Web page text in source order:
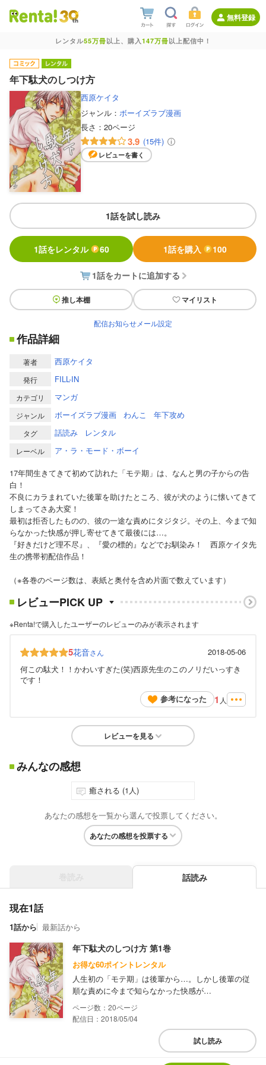
無料登録
レンタル55万冊以上、購入147万冊以上配信中！
年下駄犬のしつけ方
西原ケイタ
ジャンル： ボーイズラブ漫画
長さ： 20ページ
3.9 (15件)
レビューを書く
1話を試し読み
1話をレンタル 60 1話を購入 100
1話をカートに追加する
推し本棚 マイリスト
配信お知らせメール設定
作品詳細
著者 西原ケイタ
発行 FILL-IN
カテゴリ マンガ
ジャンル ボーイズラブ漫画 わんこ 年下攻め
タグ 話読み レンタル
レーベル
ア・ラ・モード・ボーイ
17年間生きてきて初めて訪れた「モテ期」は、なんと男の子からの告
白！
不良にカラまれていた後輩を助けたところ、彼が犬のように懐いてきて
しまってさあ大変！
最初は拒否したものの、彼の一途な責めにタジタジ。その上、今まで知
らなかった快感が押し寄せてきて最後には…。
『好きだけど理不尽』、『愛の標的』などでお馴染み！ 西原ケイタ先
生の携帯初配信作品！
（※各巻のページ数は、表紙と奥付を含め片面で数えています）
レビューPICK UP
※Renta!で購入したユーザーのレビューのみが表示されます
5花音さん
2018-05-06
何この駄犬！！かわいすぎた(笑)西原先生のこのノリだいっすき
です！
参考になった
1 人
レビューを見る
みんなの感想
癒される (1人)
あなたの感想を一覧から選んで投票してください。
あなたの感想を投票する
話読み
現在1話
1話から 最新話から
年下駄犬のしつけ方 第1巻
お得な60ポイントレンタル
人生初の「モテ期」は後輩から…。しかし後輩の従
順な責めに今まで知らなかった快感が…
20
配信日：2018/05/04
試し読み